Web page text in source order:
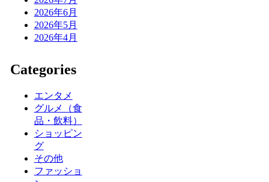
2026年6月
2026年5月
2026年4月
Categories
エンタメ
グルメ（食
品・飲料）
ショッピン
グ
その他
ファッショ